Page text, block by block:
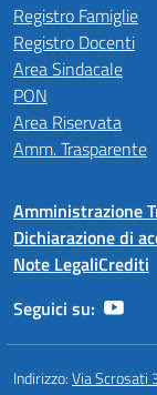
Registro Famiglie
Registro Docenti
Area Sindacale
PON
Area Riservata
Amm. Trasparente
Amministrazione
Dichiarazione di
Note LegaliCrediti
Seguici su:
Indirizzo:Via Scrosati